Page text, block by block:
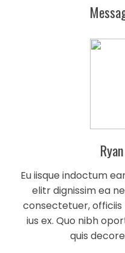
Eu iisque indoctum
elitr dignissim ea
consectetuer,
ius ex. Quo nibh
quis